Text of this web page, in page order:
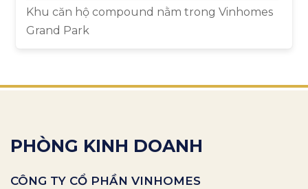
Khu căn hộ compound nằm trong Vinhomes
Grand Park
PHÒNG KINH DOANH
CÔNG TY CỔ PHẦN VINHOMES